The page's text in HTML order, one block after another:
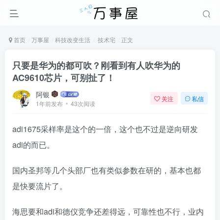
首页 万事屋 科技改变生活 技术宅 正文
只要是华为的都可吹？刚看到有人吹华为的
AC9610芯片，可别扯了！
阿银
1年前发布 43次阅读
关注 私信
adi1675采样率是这个的一倍，这个也不过是逆向研发
adi的而已。
国内圣邦等几个头部厂也有类似参数在研的，基本也都
是快要流片了。
海思要和adi和德仪竞争还差得远，可靠性也不行，业内